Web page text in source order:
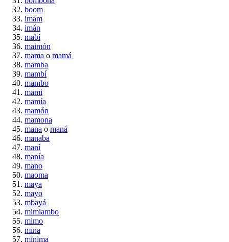
boom
imam
imán
mabí
maimón
mama o mamá
mamba
mambí
mambo
mami
mamía
mamón
mamona
mana o maná
manaba
maní
manía
mano
maoma
maya
mayo
mbayá
mimiambo
mimo
mina
mínima